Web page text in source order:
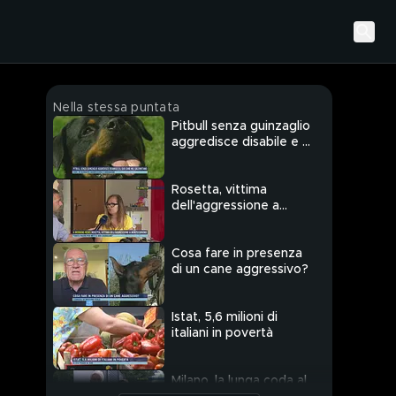
Nella stessa puntata
Pitbull senza guinzaglio
aggredisce disabile e il
Rosetta, vittima
dell'aggressione a
Cosa fare in presenza
di un cane aggressivo?
Istat, 5,6 milioni di
italiani in povertà
Milano, la lunga coda al